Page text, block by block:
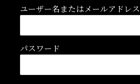
ユーザー名またはメールアドレス
パスワード